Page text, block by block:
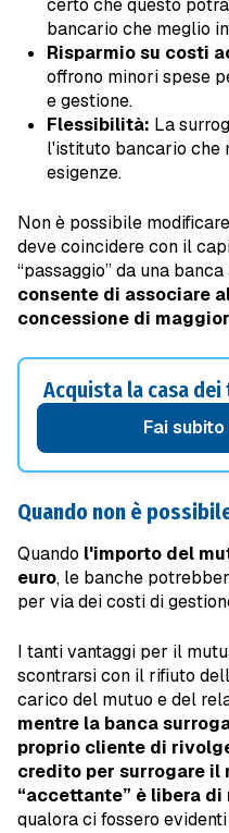
certo che questo
bancario che meglio
Risparmio su costi
offrono minori spese
e gestione.
Flessibilità: La
l'istituto bancario che
esigenze.
Non è possibile
deve coincidere con il
“passaggio” da una
consente di associare
concessione di
Acquista la casa
Fai
Quando non è
Quando l'importo del
euro, le banche
per via dei costi di
I tanti vantaggi per il
scontrarsi con il rifiuto
carico del mutuo e del
mentre la banca
proprio cliente di
credito per surrogare il
“accettante” è libera
qualora ci fossero